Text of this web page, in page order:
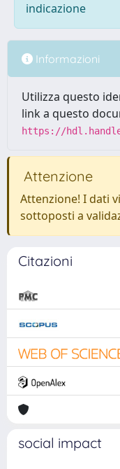
indicazione
Informazioni
Utilizza questo
link a questo
https://
Attenzione
Attenzione! I dati
sottoposti a
Citazioni
social impact